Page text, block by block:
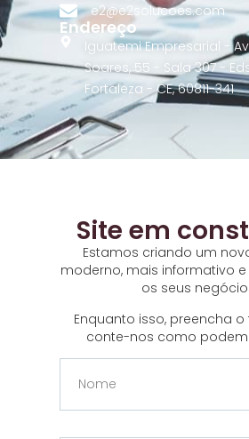
e2@e2solucoes.com
Endereço
Iguatemi Empresarial -
Soares, 55 - Sala 307 -
Fortaleza - CE, 60811-341
Site em
Estamos criando um
moderno, mais informativo
os seus
Enquanto isso, preencha
conte-nos como